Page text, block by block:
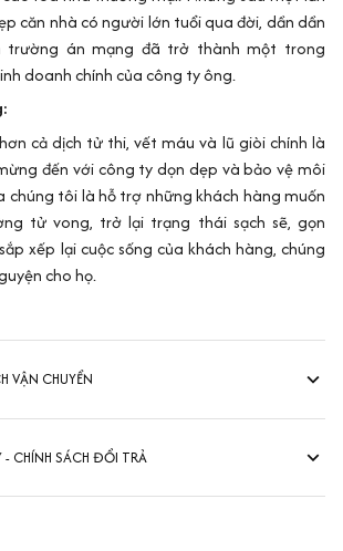
căn nhà có người lớn tuổi qua đời, dần dần
trường án mạng đã trở thành một trong
doanh chính của công ty ông.
cả dịch tử thi, vết máu và lũ giòi chính là
đến với công ty dọn dẹp và bảo vệ môi
chúng tôi là hỗ trợ những khách hàng muốn
tử vong, trở lại trạng thái sạch sẽ, gọn
xếp lại cuộc sống của khách hàng, chúng
cho họ.
VẬN CHUYỂN
- CHÍNH SÁCH ĐỔI TRẢ